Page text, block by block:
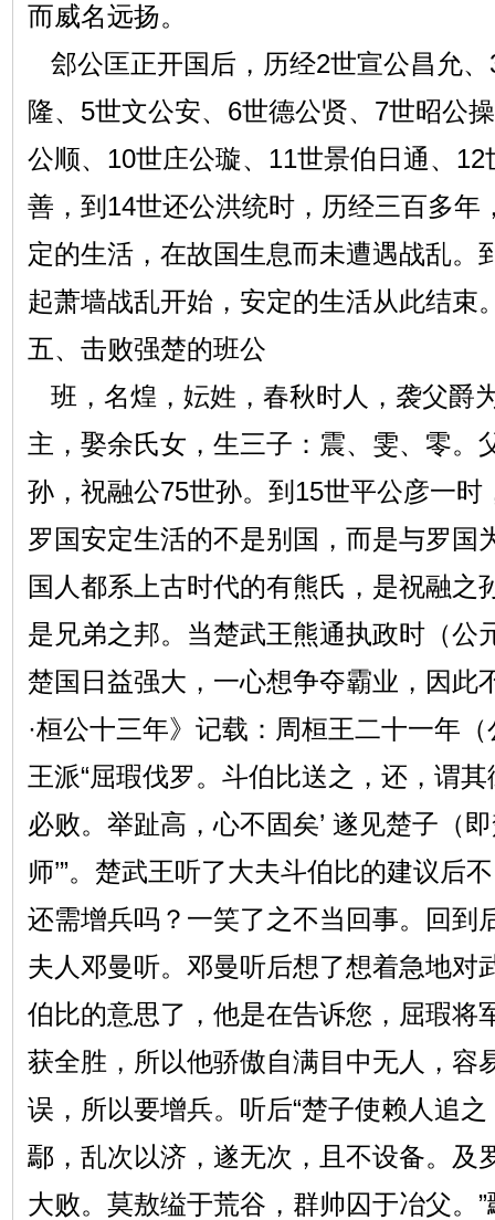
而威名远扬。
郐公匡正开国后，历经2世宣公昌允
隆、5世文公安、6世德公贤、7世昭公
公顺、10世庄公璇、11世景伯日通、
善，到14世还公洪统时，历经三百多年
定的生活，在故国生息而未遭遇战乱。
起萧墙战乱开始，安定的生活从此结束
五、击败强楚的班公
班，名煌，妘姓，春秋时人，袭父爵
主，娶余氏女，生三子：震、雯、零。
孙，祝融公75世孙。到15世平公彦一时
罗国安定生活的不是别国，而是与罗国
国人都系上古时代的有熊氏，是祝融之
是兄弟之邦。当楚武王熊通执政时（公
楚国日益强大，一心想争夺霸业，因此
·桓公十三年》记载：周桓王二十一年
王派“屈瑕伐罗。斗伯比送之，还，谓
必败。举趾高，心不固矣’ 遂见楚子（
师’”。楚武王听了大夫斗伯比的建议后
还需增兵吗？一笑了之不当回事。回到
夫人邓曼听。邓曼听后想了想着急地对
伯比的意思了，他是在告诉您，屈瑕将
获全胜，所以他骄傲自满目中无人，容
误，所以要增兵。听后“楚子使赖人追之
鄢，乱次以济，遂无次，且不设备。及
大败。莫敖缢于荒谷，群帅囚于冶父。